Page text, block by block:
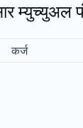
म्युच्युअल
कर्ज